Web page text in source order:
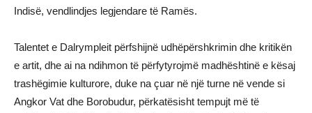
Indisë, vendlindjes legjendare të Ramës.
Talentet e Dalrympleit përfshijnë udhëpërshkrimin dhe kritikën
e artit, dhe ai na ndihmon të përfytyrojmë madhështinë e kësaj
trashëgimie kulturore, duke na çuar në një turne në vende si
Angkor Vat dhe Borobudur, përkatësisht tempujt më të